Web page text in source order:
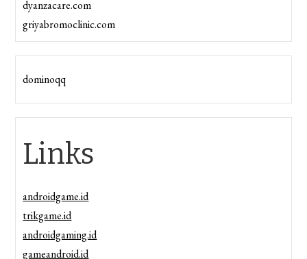
dyanzacare.com
griyabromoclinic.com
dominoqq
Links
androidgame.id
trikgame.id
androidgaming.id
gameandroid.id